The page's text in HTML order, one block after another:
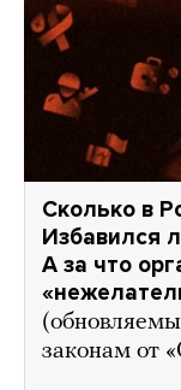
Сколько в
Избавился
А за что
законам от